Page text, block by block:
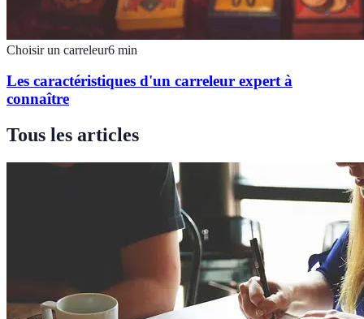
Choisir un carreleur6 min
Les caractéristiques d'un carreleur expert à
connaître
Tous les articles